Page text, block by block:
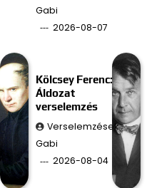
Gabi
2026-08-07
Kölcsey Ferenc:
Áldozat
verselemzés
Verselemzések
Gabi
2026-08-04